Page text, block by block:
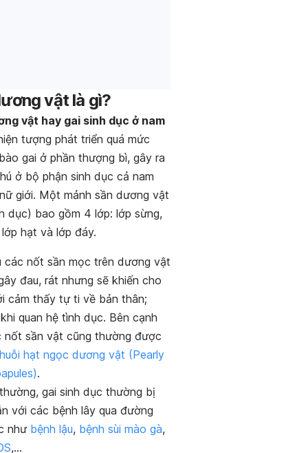
vật là gì?
vật hay gai sinh dục ở nam
tượng phát triển quá mức
gai ở phần thượng bì, gây ra
ở bộ phận sinh dục cả nam
giới. Một mảnh sần dương vật
dục) bao gồm 4 lớp: lớp sừng,
lớp hạt và lớp đáy.
các nốt sần mọc trên dương vật
đau, rát nhưng sẽ khiến cho
cảm thấy tự ti về bản thân;
quan hệ tình dục. Bên cạnh
nốt sần vật cũng thường được
hạt ngọc dương vật (Pearly
.
gai sinh dục thường bị
với các bệnh lây qua đường
như bệnh lậu, bệnh sùi mào gà,
,…